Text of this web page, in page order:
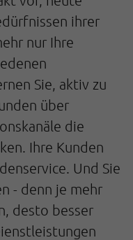
ihrer
nur Ihre
Sie, aktiv zu
über
die
Ihre Kunden
Und Sie
- denn je mehr
desto besser